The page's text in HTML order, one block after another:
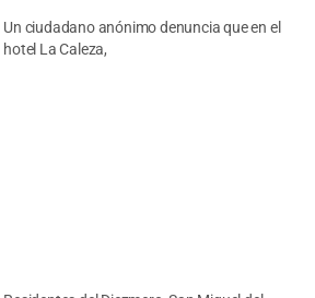
Un ciudadano anónimo denuncia que en el
hotel La Caleza,